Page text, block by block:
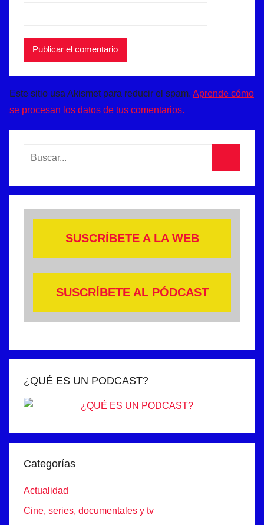
Este sitio usa Akismet para reducir el spam. Aprende cómo
se procesan los datos de tus comentarios.
Buscar:
SUSCRÍBETE A LA WEB
SUSCRÍBETE AL PÓDCAST
¿QUÉ ES UN PODCAST?
Categorías
Actualidad
Cine, series, documentales y tv